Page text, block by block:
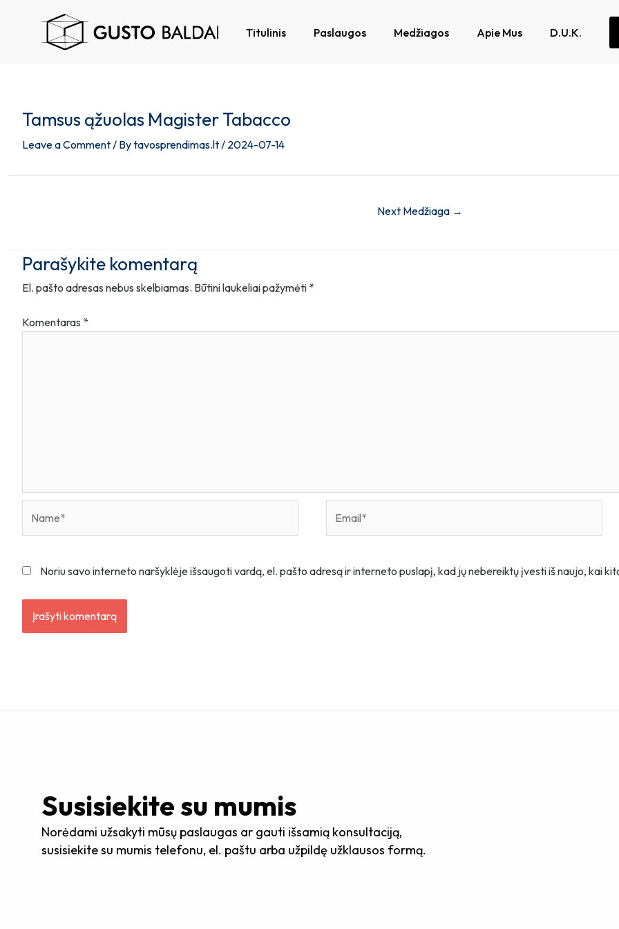
Titulinis Paslaugos Medžiagos Apie Mus D.U.K.
Tamsus ąžuolas Magister Tabacco
Leave a Comment/ Bytavosprendimas.lt/ 2024-07-14
navigation
Next Medžiaga →
Parašykite komentarą
El. pašto adresas nebus skelbiamas. Būtini laukeliai pažymėti *
Komentaras *
Noriu savo interneto naršyklėje išsaugoti vardą, el. pašto adresą ir interneto puslapį, kad jų nebereiktų įvesti iš naujo, kai
Susisiekite su mumis
Norėdami užsakyti mūsų paslaugas ar gauti išsamią konsultaciją,
susisiekite su mumis telefonu, el. paštu arba užpildę užklausos formą.